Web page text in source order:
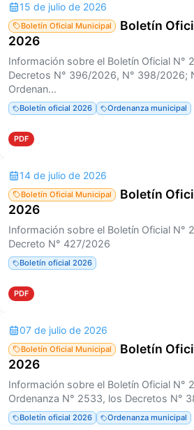
15 de julio de 2026
Boletín Oficial Municipal
Boletín
2026
Información sobre el Boletín Oficial N°
Decretos N° 396/2026, N° 398/2026;
Ordenan...
Boletín oficial 2026 Ordenanza municipal
PDF
14 de julio de 2026
Boletín Oficial Municipal
Boletín
2026
Información sobre el Boletín Oficial N°
Decreto N° 427/2026
Boletín oficial 2026
PDF
07 de julio de 2026
Boletín Oficial Municipal
Boletín
2026
Información sobre el Boletín Oficial N°
Ordenanza N° 2533, los Decretos N°
Boletín oficial 2026 Ordenanza municipal